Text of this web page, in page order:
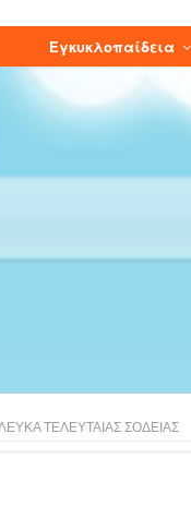
Εγκυκλοπαίδεια
ΤΕΛΕΥΤΑΙΑΣ ΣΟΔΕΙΑΣ